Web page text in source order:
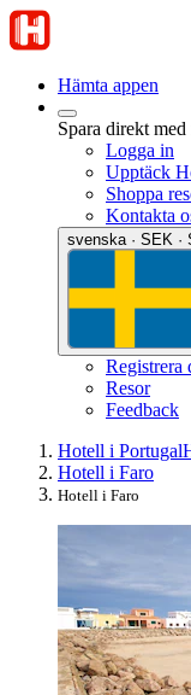
Hämta appen
Spara direkt
Logga in
Upptäck
Shoppa
Kontakta
svenska · SEK ·
Registrera
Resor
Feedback
Hotell i Portugal
Hotell i Faro
Hotell i Faro